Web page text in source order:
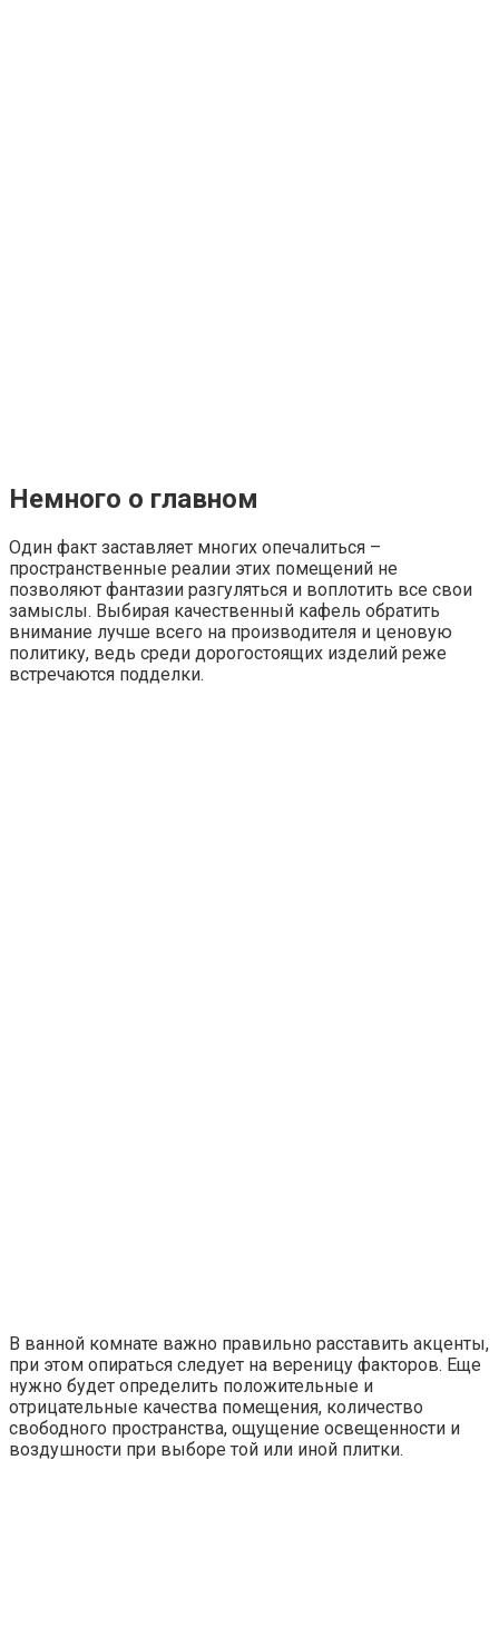
Немного о главном
Один факт заставляет многих опечалиться –
пространственные реалии этих помещений не
позволяют фантазии разгуляться и воплотить все свои
замыслы. Выбирая качественный кафель обратить
внимание лучше всего на производителя и ценовую
политику, ведь среди дорогостоящих изделий реже
встречаются подделки.
В ванной комнате важно правильно расставить акценты,
при этом опираться следует на вереницу факторов. Еще
нужно будет определить положительные и
отрицательные качества помещения, количество
свободного пространства, ощущение освещенности и
воздушности при выборе той или иной плитки.